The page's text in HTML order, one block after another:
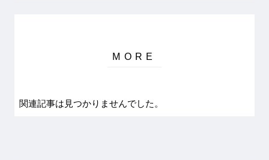
関連記事は見つかりませんでした。